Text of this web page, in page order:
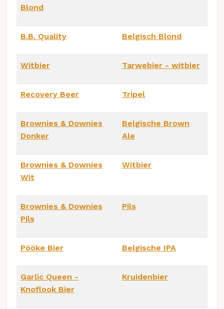
Blond
B.B. Quality Belgisch Blond
Witbier Tarwebier - witbier
Recovery Beer Tripel
Brownies & Downies
Donker
Belgische Brown
Ale
Brownies & Downies
Wit
Witbier
Brownies & Downies
Pils
Pils
Pööke Bier Belgische IPA
Garlic Queen -
Knoflook Bier
Kruidenbier